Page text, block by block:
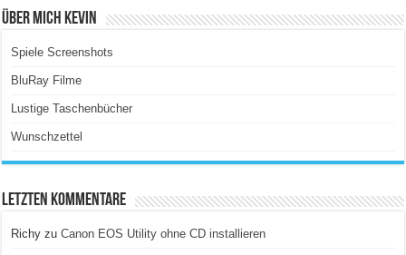
Über Mich Kevin
Spiele Screenshots
BluRay Filme
Lustige Taschenbücher
Wunschzettel
Letzten Kommentare
Richy zuCanon EOS Utility ohne CD installieren